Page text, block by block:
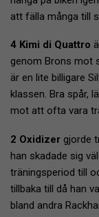
att fälla många till
4 Kimi di Quattro
genom Brons mot
är en lite billigare
klassen. Bra spår,
mot att ofta vara
2 Oxidizer gjorde
han skadade sig
träningsperiod till
tillbaka till då han
bland andra